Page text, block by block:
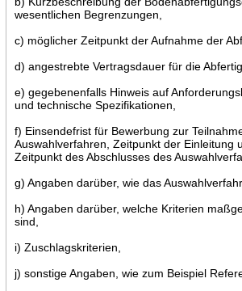
wesentlichen Begrenzungen,
c) möglicher Zeitpunkt der Aufnahme der
d) angestrebte Vertragsdauer für die
e) gegebenenfalls Hinweis auf
und technische Spezifikationen,
f) Einsendefrist für Bewerbung zur
Auswahlverfahren, Zeitpunkt der Einleitung
Zeitpunkt des Abschlusses des
g) Angaben darüber, wie das
h) Angaben darüber, welche Kriterien
sind,
i) Zuschlagskriterien,
j) sonstige Angaben, wie zum Beispiel